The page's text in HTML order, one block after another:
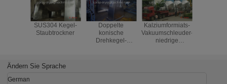
SUS304 Kegel-
Staubtrockner
Doppelte
konische
Drehkegel-
Kalziumformiats-
Vakuumschleuder-
niedrige
Ändern Sie Sprache
German